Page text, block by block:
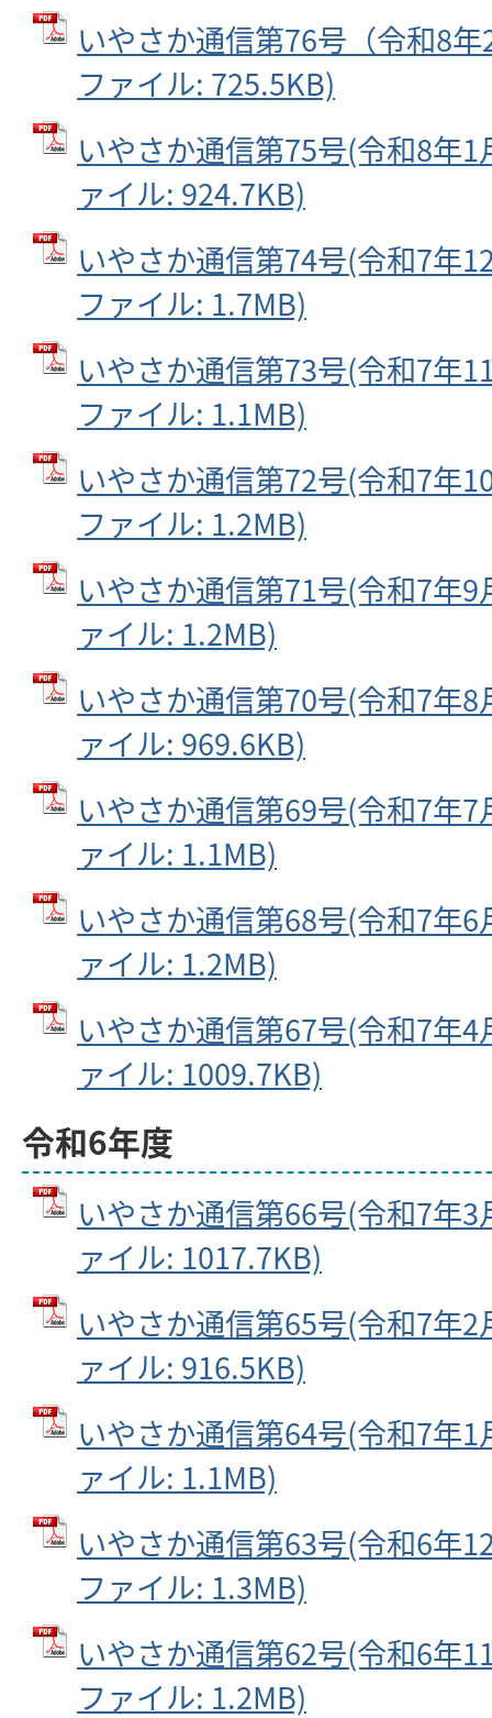
いやさか通信第76号（令和8
ファイル: 725.5KB)
いやさか通信第75号(令和8年1
ァイル: 924.7KB)
いやさか通信第74号(令和7年
ファイル: 1.7MB)
いやさか通信第73号(令和7年
ファイル: 1.1MB)
いやさか通信第72号(令和7年
ファイル: 1.2MB)
いやさか通信第71号(令和7年9
ァイル: 1.2MB)
いやさか通信第70号(令和7年8
ァイル: 969.6KB)
いやさか通信第69号(令和7年7
ァイル: 1.1MB)
いやさか通信第68号(令和7年6
ァイル: 1.2MB)
いやさか通信第67号(令和7年4
ァイル: 1009.7KB)
令和6年度
いやさか通信第66号(令和7年3
ァイル: 1017.7KB)
いやさか通信第65号(令和7年2
ァイル: 916.5KB)
いやさか通信第64号(令和7年1
ァイル: 1.1MB)
いやさか通信第63号(令和6年
ファイル: 1.3MB)
いやさか通信第62号(令和6年
ファイル: 1.2MB)